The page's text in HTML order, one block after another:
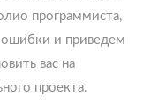
программиста,
ошибки и приведем
вас на
проекта.